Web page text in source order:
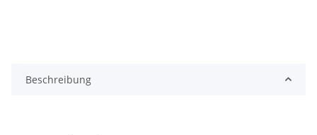
Beschreibung